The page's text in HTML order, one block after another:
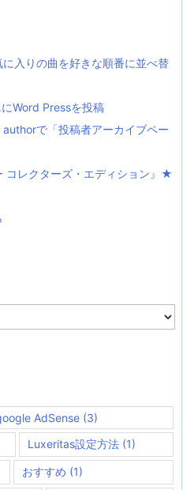
入りの曲を好きな順番に並べ替
Word Pressを投稿
authorで「投稿者アーカイブペー
コレクターズ・エディション』★
AdSense(3)
Luxeritas設定方法(1)
おすすめ (1)